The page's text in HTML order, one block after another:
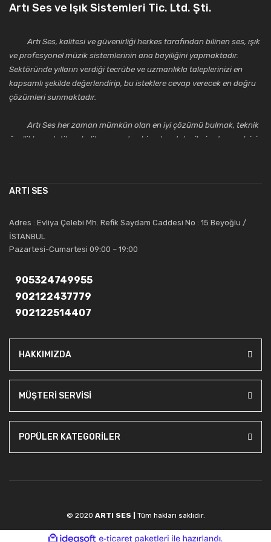
Artı Ses ve Işık Sistemleri Tic. Ltd. Şti.
Artı Ses, kalitesi ve güvenirliği herkes tarafından bilinen ses, ışık
ve profesyonel müzik sistemlerinin ana bayiliğini yapmaktadır.
Sektöründe yılların verdiği tecrübe ve uzmanlıkla taleplerinizi en
kapsamlı şekilde değerlendirip, bu isteklere cevap verecek en doğru
çözümleri sunmaktadır.
Artı Ses her zaman mümkün olan en iyi çözümü bulmak, teknik
özellikler, estetik ve kalite açısından bir adım daha ileriye taşımak için
saygıdeğer yerini kazanmıştır.
Artı Ses, güler yüzü ve deneyimi ile bu gün ve gelecekte
güvenebileceğiniz bir tercihtir.
ARTI SES
Adres : Evliya Çelebi Mh. Refik Saydam Caddesi No : 15 Beyoğlu /
İSTANBUL
Pazartesi-Cumartesi 09:00 – 19:00
905324749955
902122437779
902122514407
HAKKIMIZDA
MÜŞTERİ SERVİSİ
POPÜLER KATEGORİLER
© 2020 ARTI SES | Tüm hakları saklıdır.
ideasoft e-